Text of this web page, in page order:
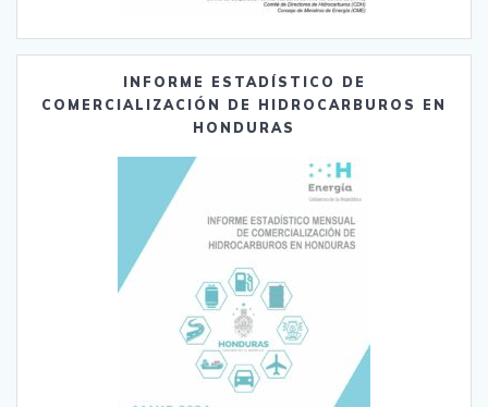
INFORME ESTADÍSTICO DE
COMERCIALIZACIÓN DE HIDROCARBUROS EN
HONDURAS